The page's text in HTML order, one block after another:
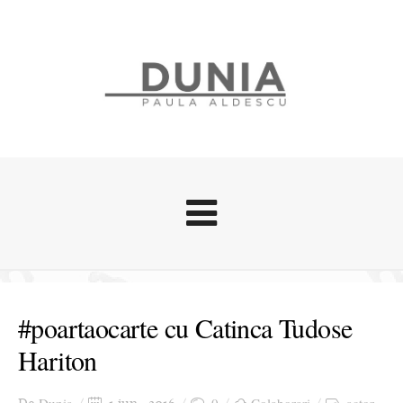
Stari afective
Zice Dunia
Cursuri povestite
#poartaocarte cu Catinca Tudose
Hariton